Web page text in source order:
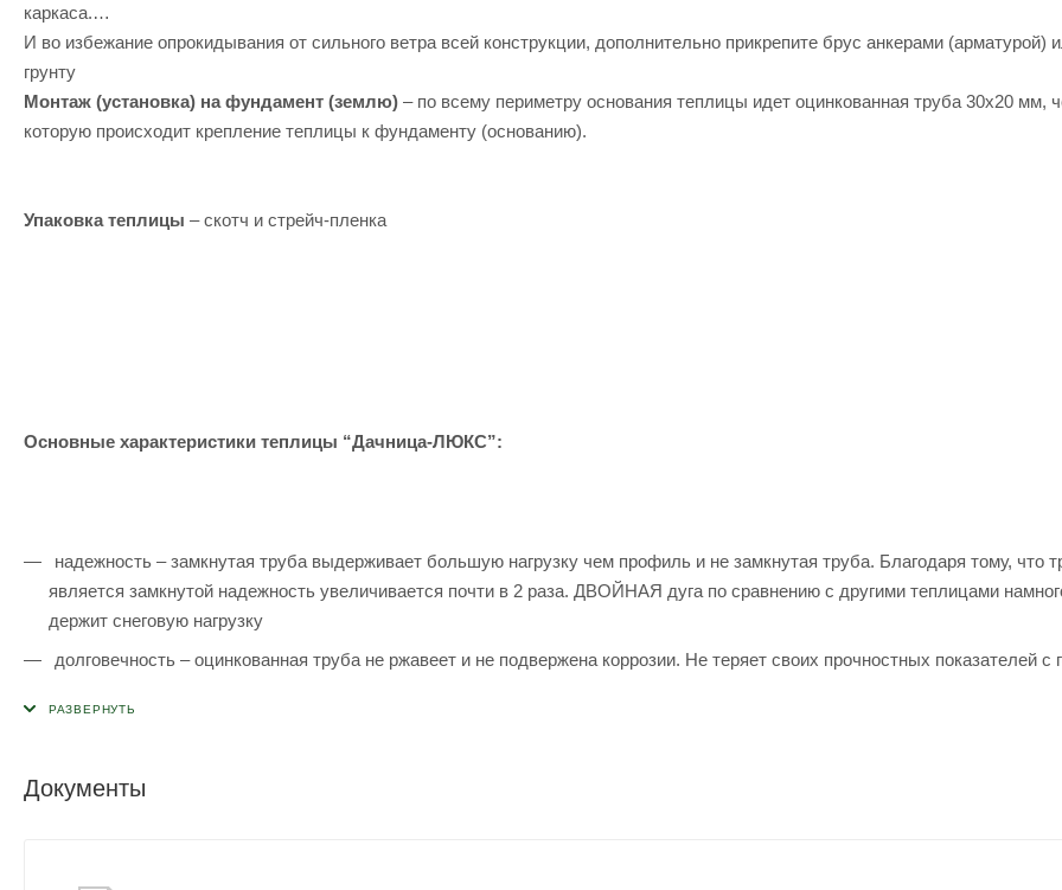
каркаса.
И во избежание опрокидывания от сильного ветра всей конструкции, дополнительно прикрепите брус анкерами (арматурой)
грунту
Монтаж (установка) на фундамент (землю) – по всему периметру основания теплицы идет оцинкованная труба 30х20 мм,
которую происходит крепление теплицы к фундаменту (основанию).
Упаковка теплицы – скотч и стрейч-пленка
Основные характеристики теплицы “Дачница-ЛЮКС”:
надежность – замкнутая труба выдерживает большую нагрузку чем профиль и не замкнутая труба. Благодаря тому, что
является замкнутой надежность увеличивается почти в 2 раза. ДВОЙНАЯ дуга по сравнению с другими теплицами
держит снеговую нагрузку
долговечность – оцинкованная труба не ржавеет и не подвержена коррозии. Не теряет своих прочностных показателей с
Документы